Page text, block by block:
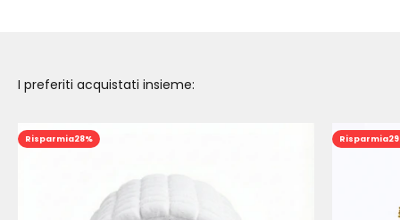
I preferiti acquistati insieme:
Risparmia28% Risparmia